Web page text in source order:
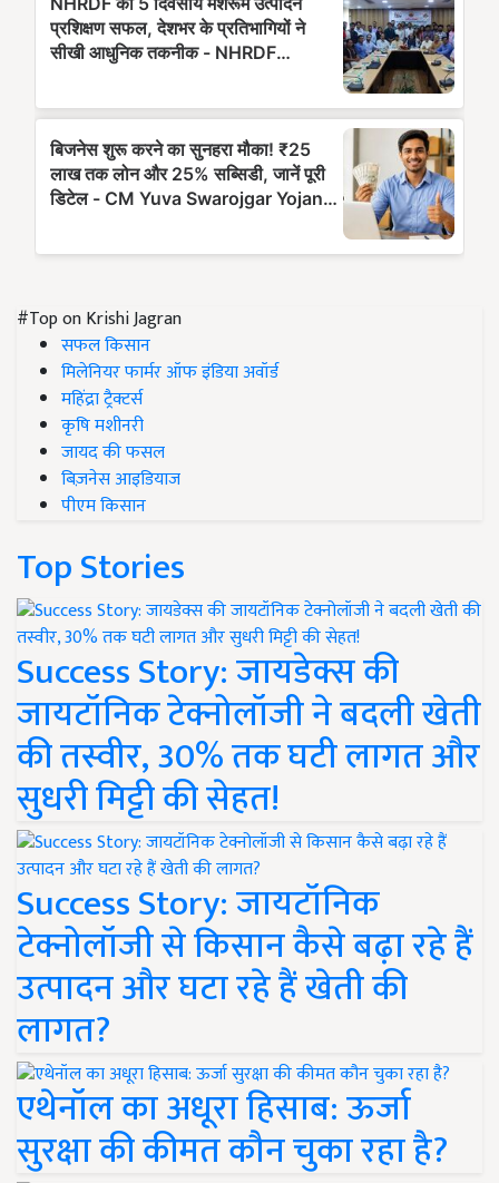
#Top on Krishi Jagran
सफल किसान
मिलेनियर फार्मर ऑफ इंडिया अवॉर्ड
महिंद्रा ट्रैक्टर्स
कृषि मशीनरी
जायद की फसल
बिज़नेस आइडियाज
पीएम किसान
Top Stories
Success Story: जायडेक्स की
जायटॉनिक टेक्नोलॉजी ने बदली खेती
की तस्वीर, 30% तक घटी लागत और
सुधरी मिट्टी की सेहत!
Success Story: जायटॉनिक
टेक्नोलॉजी से किसान कैसे बढ़ा रहे हैं
उत्पादन और घटा रहे हैं खेती की
लागत?
एथेनॉल का अधूरा हिसाब: ऊर्जा
सुरक्षा की कीमत कौन चुका रहा है?